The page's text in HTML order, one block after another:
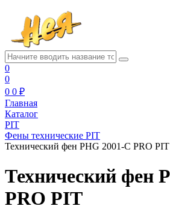
0
0
0 0 ₽
Главная
Каталог
PIT
Фены технические PIT
Технический фен PHG 2001-C PRO PIT
Технический фен
PRO PIT